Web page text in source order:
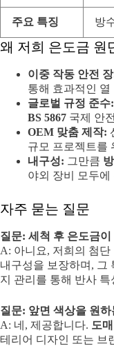
주요 특징 방
왜 저희 은도금 원
이중 작동 안전
통해 효과적인
글로벌 규정 준수:
BS 5867 국제 안
OEM 맞춤 제작:
규모 프로젝트를
내구성: 그만큼
야외 장비 모두
자주 묻는 질문
질문: 세척 후 은도금이
A: 아니요, 저희의 첨단
내구성을 보장하며, 그
지 관리를 통해 반사
질문: 앞면 색상을 원
A: 네, 제공합니다. 도
테리어 디자인 또는 브